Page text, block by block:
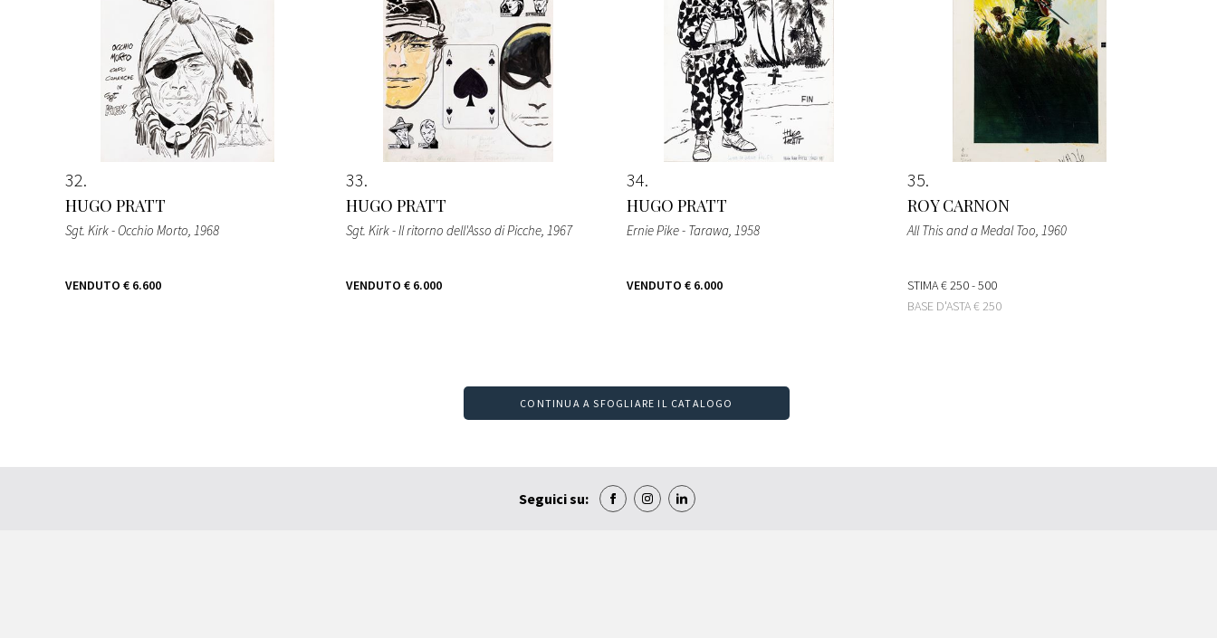
32
HUGO PRATT
Sgt. Kirk - Occhio Morto, 1968
VENDUTO € 6.600
33
HUGO PRATT
Sgt. Kirk - Il ritorno dell'Asso di Picche, 1967
VENDUTO € 6.000
34
HUGO PRATT
Ernie Pike - Tarawa, 1958
VENDUTO € 6.000
35
ROY CARNON
All This and a Medal Too, 1960
STIMA€ 250 - 500
BASE D'ASTA€ 250
CONTINUA A SFOGLIARE IL CATALOGO
Seguici su: